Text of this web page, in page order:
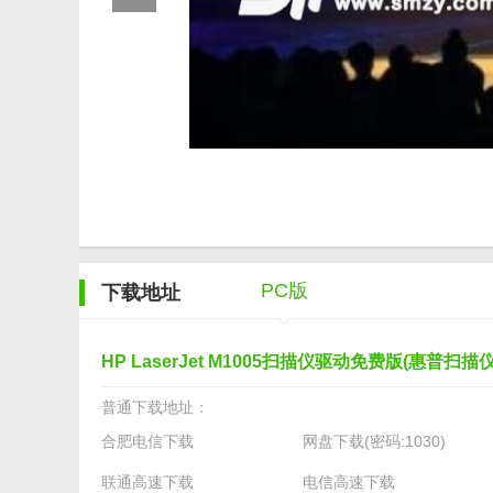
下载地址 PC版
HP LaserJet M1005扫描仪驱动免费版(惠普扫描
普通下载地址：
合肥电信下载
网盘下载(密码:1030)
联通高速下载 电信高速下载